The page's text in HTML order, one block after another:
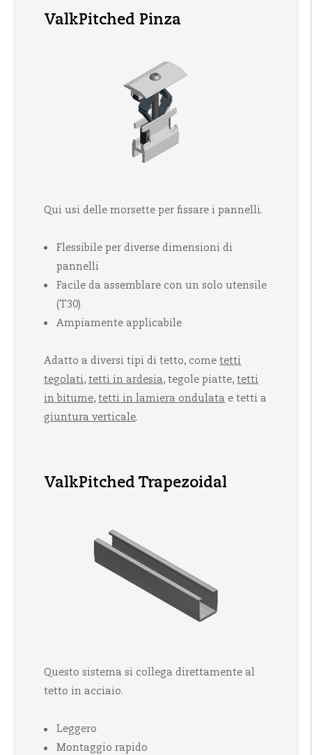
ValkPitched Pinza
Qui usi delle morsette per fissare i pannelli.
Flessibile per diverse dimensioni di
pannelli
Facile da assemblare con un solo utensile
(T30)
Ampiamente applicabile
Adatto a diversi tipi di tetto, come tetti
tegolati , tetti in ardesia , tegole piatte, tetti
in bitume, tetti in lamiera ondulata e tetti a
giuntura verticale.
ValkPitched Trapezoidal
Questo sistema si collega direttamente al
tetto in acciaio.
Leggero
Montaggio rapido